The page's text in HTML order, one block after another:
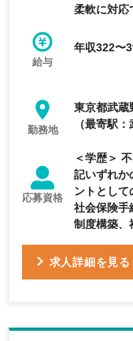
柔軟に対応
給与
年収322〜
勤務地
東京都武蔵
（最寄駅
応募資格
＜学歴＞
記いずれか
ントとして
社会保険手
制度構築、
求人詳細を見る